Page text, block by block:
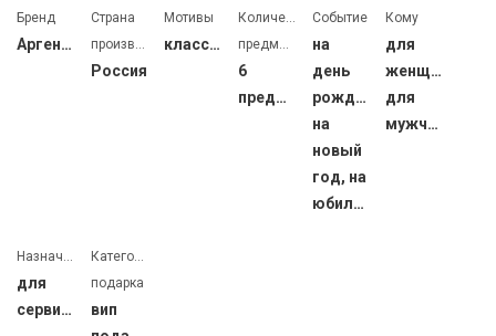
Бренд
Аргента
Страна
производства
Россия
Мотивы
классические
Количество
предметов
6
предметов
Событие
на
день
рождения,
на
новый
год, на
юбилей
Кому
для
женщин,
для
мужчин
Назначение
для
сервировки
Категория
подарка
вип